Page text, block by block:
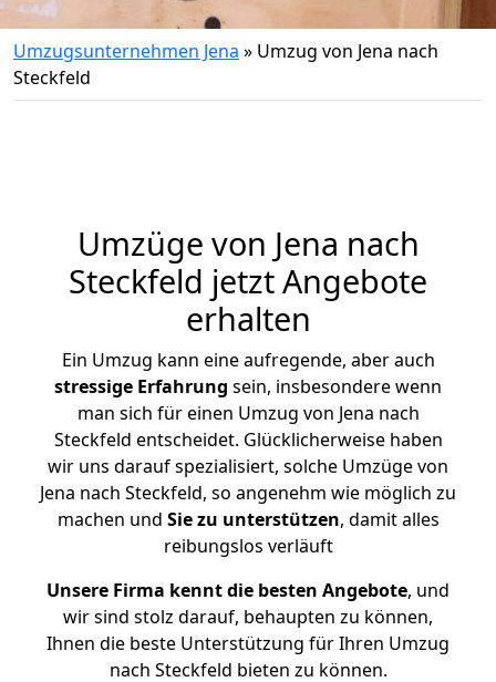
Umzugsunternehmen Jena » Umzug von Jena nach
Steckfeld
Umzüge von Jena nach
Steckfeld jetzt Angebote
erhalten
Ein Umzug kann eine aufregende, aber auch
stressige Erfahrung sein, insbesondere wenn
man sich für einen Umzug von Jena nach
Steckfeld entscheidet. Glücklicherweise haben
wir uns darauf spezialisiert, solche Umzüge von
Jena nach Steckfeld, so angenehm wie möglich zu
machen und Sie zu unterstützen, damit alles
reibungslos verläuft
Unsere Firma kennt die besten Angebote, und
wir sind stolz darauf, behaupten zu können,
Ihnen die beste Unterstützung für Ihren Umzug
nach Steckfeld bieten zu können.